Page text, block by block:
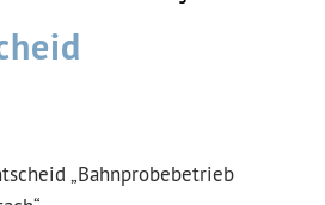
„Bahnprobebetrieb